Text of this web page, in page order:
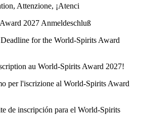
Attenzione, ¡Atenci
2027 Anmeldeschluß
for the World-Spirits Award
au World-Spirits Award 2027!
per l'iscrizione al World-Spirits Award
de inscripción para el World-Spirits